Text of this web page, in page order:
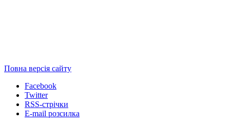
Повна версія сайту
Facebook
Twitter
RSS-стрічки
E-mail розсилка